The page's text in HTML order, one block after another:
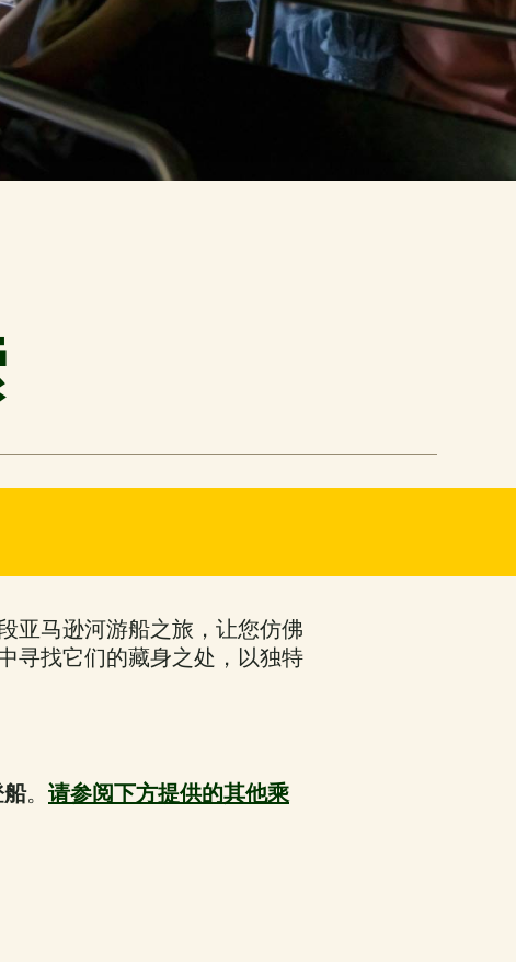
亚马逊河游船之旅，让您仿佛
寻找它们的藏身之处，以独特
。 请参阅下方提供的其他乘